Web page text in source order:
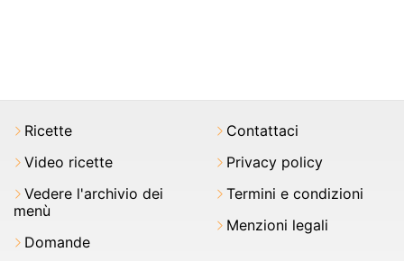
Ricette
Video ricette
Vedere l'archivio dei
menù
Domande
Contattaci
Privacy policy
Termini e condizioni
Menzioni legali